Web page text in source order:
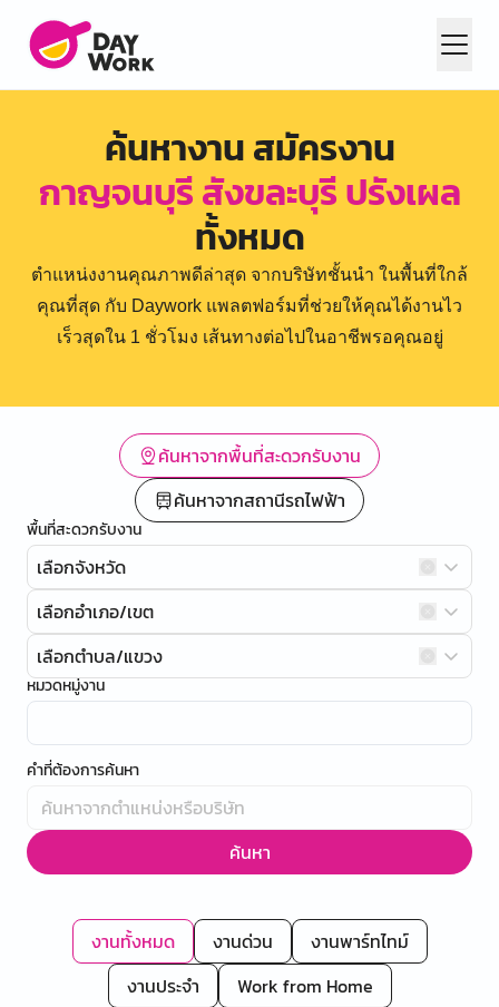
ค้นหางาน สมัครงาน
กาญจนบุรี สังขละบุรี ปรังเผล
ทั้งหมด
ตำแหน่งงานคุณภาพดีล่าสุด จากบริษัทชั้นนำ ในพื้นที่ใกล้
คุณที่สุด กับ Daywork แพลตฟอร์มที่ช่วยให้คุณได้งานไว
เร็วสุดใน 1 ชั่วโมง เส้นทางต่อไปในอาชีพรอคุณอยู่
ค้นหาจากพื้นที่สะดวกรับงาน
ค้นหาจากสถานีรถไฟฟ้า
พื้นที่สะดวกรับงาน
เลือกจังหวัด
เลือกอำเภอ/เขต
เลือกตำบล/แขวง
หมวดหมู่งาน
คำที่ต้องการค้นหา
ค้นหา
งานทั้งหมด งานด่วน
งานพาร์ทไทม์
งานประจำ
Work from Home